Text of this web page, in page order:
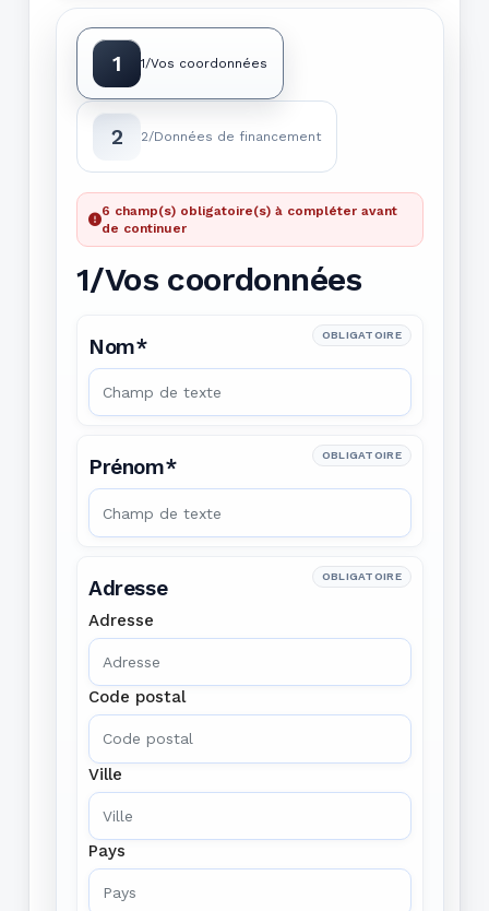
1 1/Vos coordonnées
2 2/Données de financement
6 champ(s) obligatoire(s) à compléter avant
de continuer
1/Vos coordonnées
OBLIGATOIRE
Nom*
OBLIGATOIRE
Prénom*
OBLIGATOIRE
Adresse
Adresse
Code postal
Ville
Pays